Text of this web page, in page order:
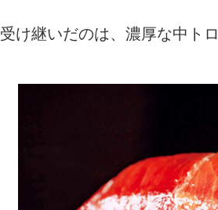
受け継いだのは、濃厚な中トロ